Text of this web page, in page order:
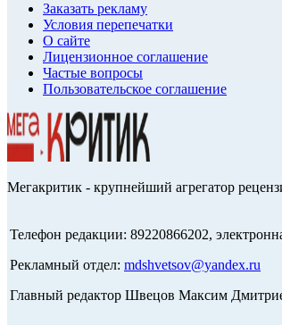
Заказать рекламу
Условия перепечатки
О сайте
Лицензионное соглашение
Частые вопросы
Пользовательское соглашение
Мегакритик - крупнейший агрегатор
Телефон редакции: 89220866202,
Рекламный отдел: mdshvetsov@yandex.ru
Главный редактор Швецов Максим